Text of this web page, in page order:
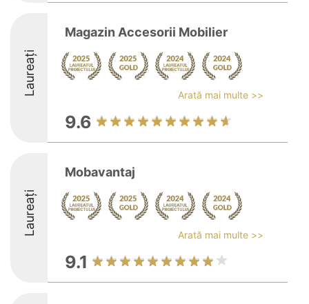
Laureați
Magazin Accesorii Mobilier
Arată mai multe >>
9.6
Laureați
Mobavantaj
Arată mai multe >>
9.1